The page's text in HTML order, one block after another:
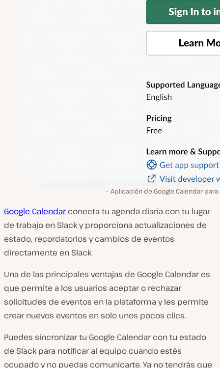
Aplicación de Google Calendar para
Google Calendarconecta tu agenda diaria con tu lugar
de trabajo en Slack y proporciona actualizaciones de
estado, recordatorios y cambios de eventos
directamente en Slack.
Una de las principales ventajas de Google Calendar es
que permite a los usuarios aceptar o rechazar
solicitudes de eventos en la plataforma y les permite
crear nuevos eventos en solo unos pocos clics.
Puedes sincronizar tu Google Calendar con tu estado
de Slack para notificar al equipo cuando estés
ocupado y no puedas comunicarte. Ya no tendrás que